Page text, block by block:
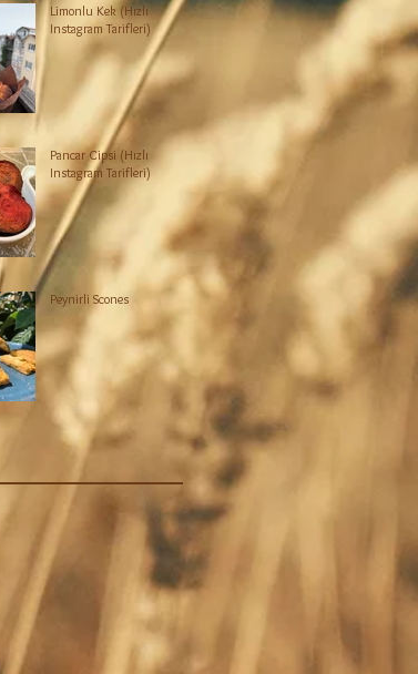
Limonlu Kek (Hızlı
Instagram Tarifleri)
Pancar Cipsi (Hızlı
Instagram Tarifleri)
Peynirli Scones